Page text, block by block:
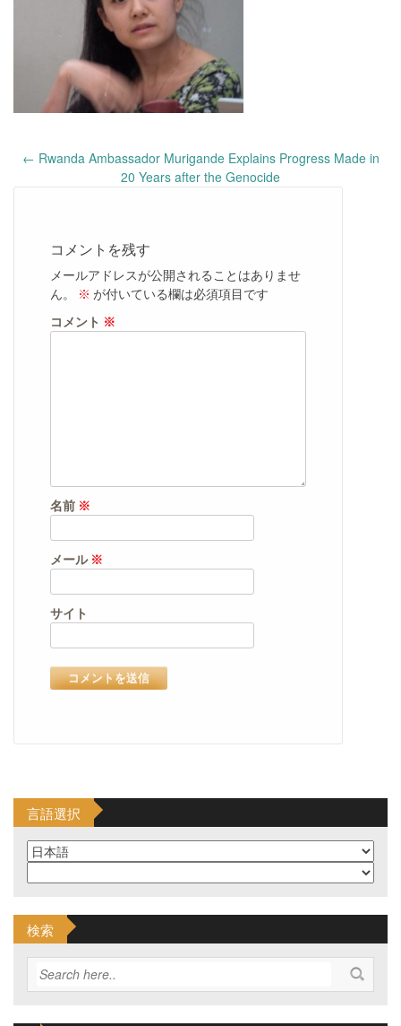
Post
← Rwanda Ambassador Murigande Explains Progress Made in
20 Years after the Genocide
コメントを残す
メールアドレスが公開されることはありませ
ん。
※ が付いている欄は必須項目です
コメント ※
名前 ※
メール ※
サイト
言語選択
検索